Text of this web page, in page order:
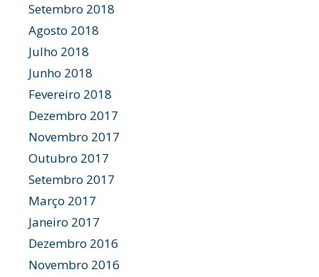
Setembro 2018
Agosto 2018
Julho 2018
Junho 2018
Fevereiro 2018
Dezembro 2017
Novembro 2017
Outubro 2017
Setembro 2017
Março 2017
Janeiro 2017
Dezembro 2016
Novembro 2016